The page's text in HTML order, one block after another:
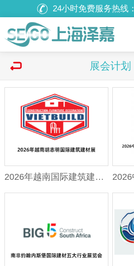
24小时免费服务热线：
展会计划
2026年越南国际建筑建材展